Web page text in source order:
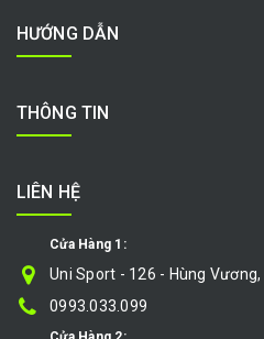
HƯỚNG DẪN
THÔNG TIN
LIÊN HỆ
Cửa Hàng 1:
Uni Sport - 126 - Hùng Vương,
0993.033.099